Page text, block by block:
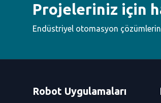
Projeleriniz için
Endüstriyel otomasyon
Robot Uygulamaları